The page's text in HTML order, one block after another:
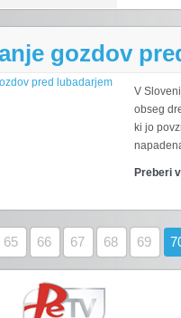
gozdov
V
obseg
ki jo
Preberi
65 66 67 68 69